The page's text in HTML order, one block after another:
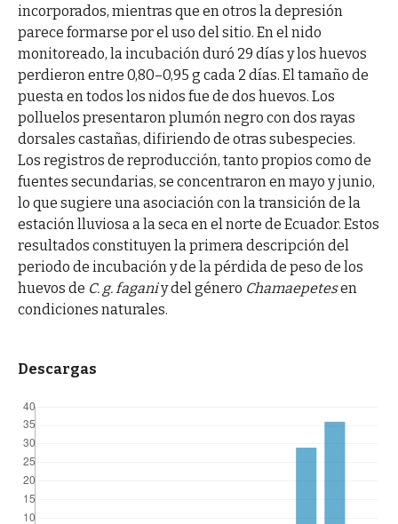
incorporados, mientras que en otros la depresión
parece formarse por el uso del sitio. En el nido
monitoreado, la incubación duró 29 días y los huevos
perdieron entre 0,80–0,95 g cada 2 días. El tamaño de
puesta en todos los nidos fue de dos huevos. Los
polluelos presentaron plumón negro con dos rayas
dorsales castañas, difiriendo de otras subespecies.
Los registros de reproducción, tanto propios como de
fuentes secundarias, se concentraron en mayo y junio,
lo que sugiere una asociación con la transición de la
estación lluviosa a la seca en el norte de Ecuador. Estos
resultados constituyen la primera descripción del
periodo de incubación y de la pérdida de peso de los
huevos de C. g. faganiy del género Chamaepetesen
condiciones naturales.
Descargas